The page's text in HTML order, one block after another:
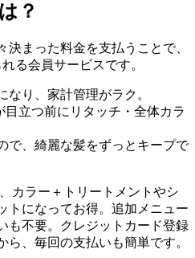
？
決まった料金を支払うことで、
る会員サービスです。
なり、家計管理がラク。
目立つ前にリタッチ・全体カラ
で、綺麗な髪をずっとキープで
カラー＋トリートメントやシ
トになってお得。追加メニュー
も不要。クレジットカード登録
、毎回の支払いも簡単です。